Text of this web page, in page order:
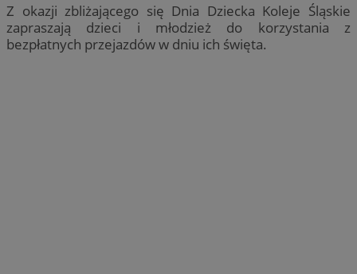
Z okazji zbliżającego się Dnia Dziecka Koleje Śląskie
zapraszają dzieci i młodzież do korzystania z
bezpłatnych przejazdów w dniu ich święta.